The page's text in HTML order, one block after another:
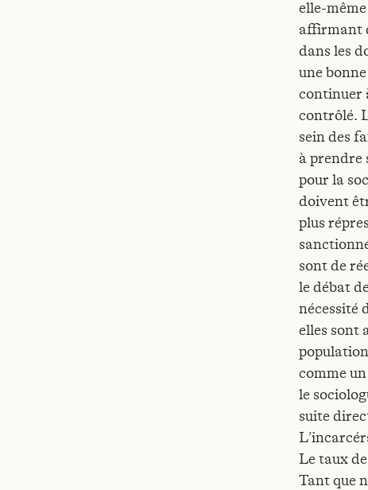
elle-
affirmant
dans les
une
continuer
contrôlé.
sein des
à prendre
pour la
doivent
plus
sont de
le débat
nécessité
elles sont
comme
le
suite
Le taux
Tant que